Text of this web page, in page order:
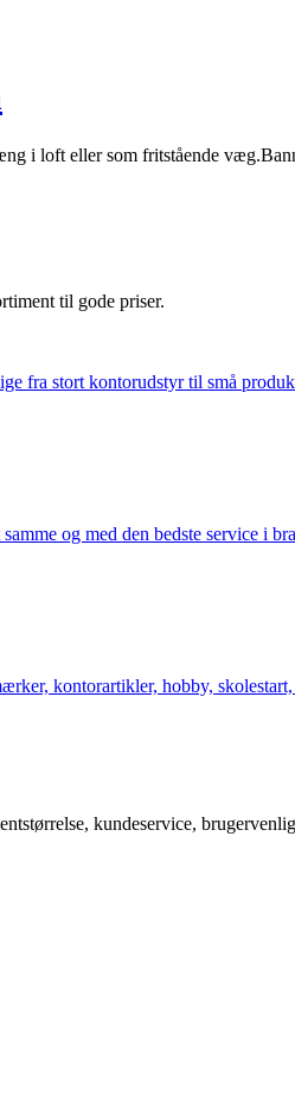
i loft eller som fritstående
til gode priser.
fra stort kontorudstyr til små
og med den bedste service i
kontorartikler, hobby,
kundeservice,